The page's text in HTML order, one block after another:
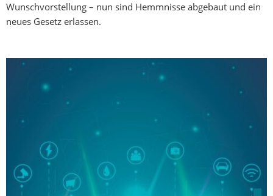
Wunschvorstellung – nun sind Hemmnisse abgebaut und ein
neues Gesetz erlassen.